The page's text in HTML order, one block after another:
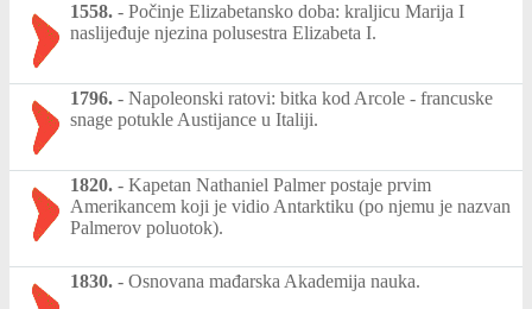
1558. - Počinje Elizabetansko doba: kraljicu Marija I
naslijeđuje njezina polusestra Elizabeta I.
1796. - Napoleonski ratovi: bitka kod Arcole - francuske
snage potukle Austijance u Italiji.
1820. - Kapetan Nathaniel Palmer postaje prvim
Amerikancem koji je vidio Antarktiku (po njemu je nazvan
Palmerov poluotok).
1830. - Osnovana mađarska Akademija nauka.